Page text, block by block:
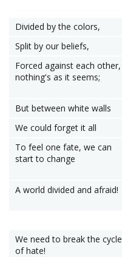
Divided by the colors,
Split by our beliefs,
Forced against each other,
nothing's as it seems;
But between white walls
We could forget it all
To feel one fate, we can
start to change
A world divided and afraid!
We need to break the cycle
of hate!